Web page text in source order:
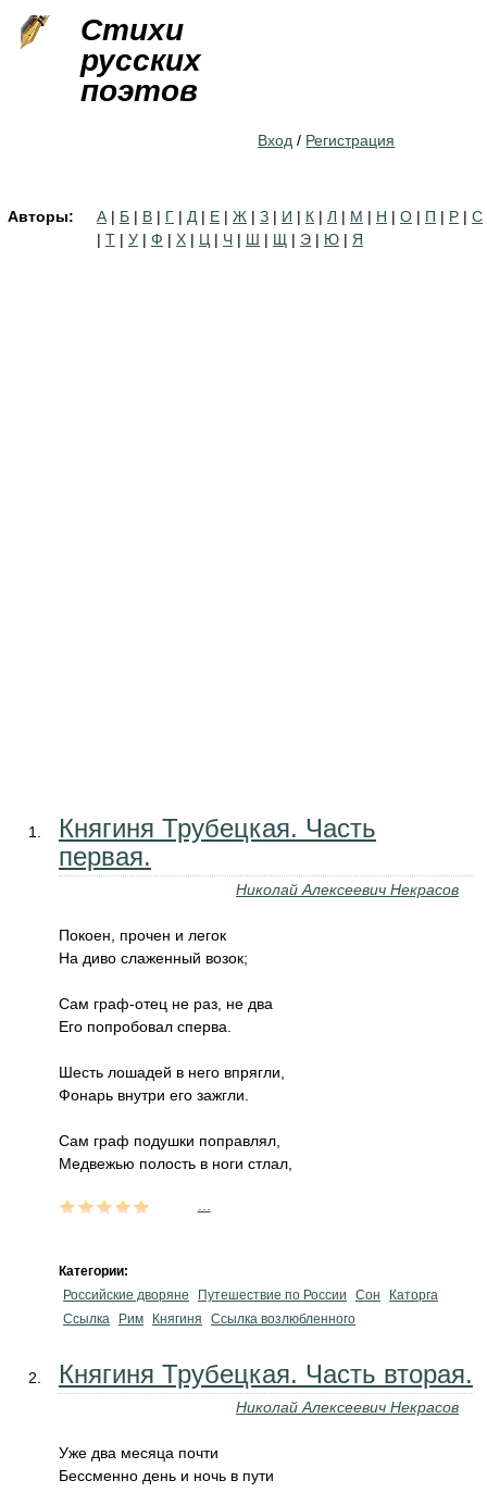
Стихи
русских
поэтов
Вход / Регистрация
Авторы: А | Б | В | Г | Д | Е | Ж | З | И | К | Л | М | Н | О | П | Р | С
| Т | У | Ф | Х | Ц | Ч | Ш | Щ | Э | Ю | Я
Княгиня Трубецкая. Часть
первая.
Николай Алексеевич Некрасов
Покоен, прочен и легок
На диво слаженный возок;
Сам граф-отец не раз, не два
Его попробовал сперва.
Шесть лошадей в него впрягли,
Фонарь внутри его зажгли.
Сам граф подушки поправлял,
Медвежью полость в ноги стлал,
Категории:
Российские дворяне
Путешествие по России Сон
Каторга
Ссылка
Рим Княгиня Ссылка возлюбленного
Княгиня Трубецкая. Часть вторая.
Николай Алексеевич Некрасов
Уже два месяца почти
Бессменно день и ночь в пути